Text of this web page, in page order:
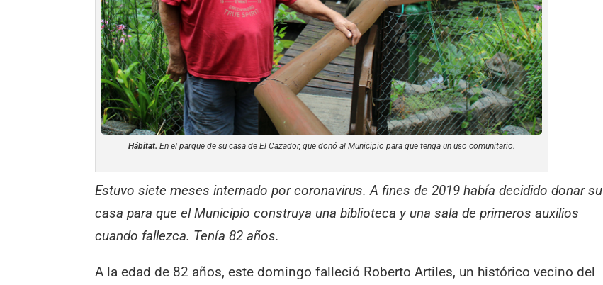
Hábitat. En el parque de su casa de El Cazador, que donó al Municipio para que tenga un uso comunitario.
Estuvo siete meses internado por coronavirus. A fines de 2019 había decidido donar su
casa para que el Municipio construya una biblioteca y una sala de primeros auxilios
cuando fallezca. Tenía 82 años.
A la edad de 82 años, este domingo falleció Roberto Artiles, un histórico vecino del